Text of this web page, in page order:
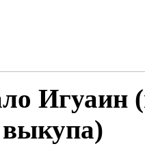
Игуаин